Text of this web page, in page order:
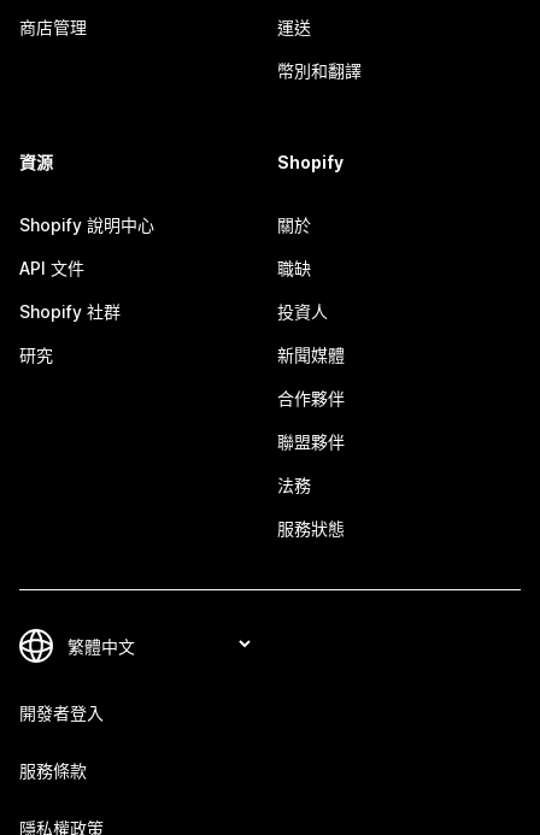
商店管理 運送
幣別和翻譯
資源
Shopify 說明中心
API 文件
Shopify 社群
研究
Shopify
關於
職缺
投資人
新聞媒體
合作夥伴
聯盟夥伴
法務
服務狀態
開發者登入
服務條款
隱私權政策